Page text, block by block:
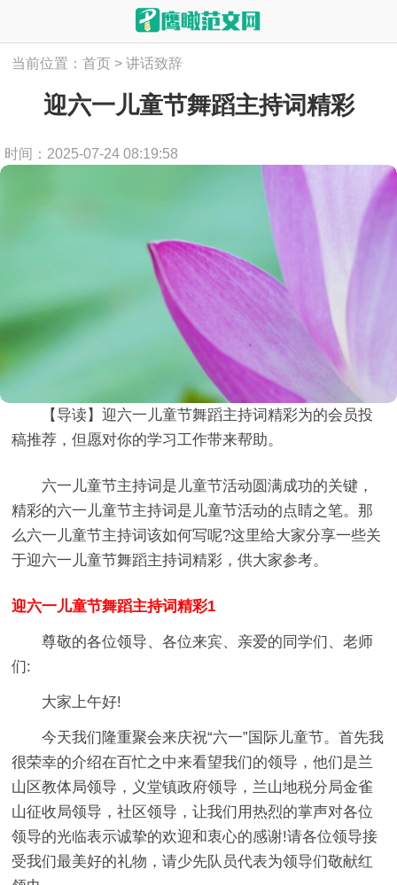
当前位置：首页 > 讲话致辞
迎六一儿童节舞蹈主持词精彩
时间：2025-07-24 08:19:58
【导读】迎六一儿童节舞蹈主持词精彩为的会员投
稿推荐，但愿对你的学习工作带来帮助。
六一儿童节主持词是儿童节活动圆满成功的关键，
精彩的六一儿童节主持词是儿童节活动的点睛之笔。那
么六一儿童节主持词该如何写呢?这里给大家分享一些关
于迎六一儿童节舞蹈主持词精彩，供大家参考。
迎六一儿童节舞蹈主持词精彩1
尊敬的各位领导、各位来宾、亲爱的同学们、老师
们:
大家上午好!
今天我们隆重聚会来庆祝“六一”国际儿童节。首先我
很荣幸的介绍在百忙之中来看望我们的领导，他们是兰
山区教体局领导，义堂镇政府领导，兰山地税分局金雀
山征收局领导，社区领导，让我们用热烈的掌声对各位
领导的光临表示诚挚的欢迎和衷心的感谢!请各位领导接
受我们最美好的礼物，请少先队员代表为领导们敬献红